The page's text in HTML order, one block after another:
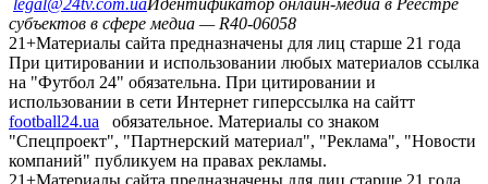
legal@24tv.com.uaИдентификатор онлайн-медиа в Реестре
субъектов в сфере медиа — R40-06058
21+Материалы сайта предназначены для лиц старше 21 года
При цитировании и использовании любых материалов ссылка
на "Футбол 24" обязательна. При цитировании и
использовании в сети Интернет гиперссылка на сайтт
football24.ua
обязательное. Материалы со знаком
"Спецпроект", "Партнерский материал", "Реклама", "Новости
компаний" публикуем на правах рекламы.